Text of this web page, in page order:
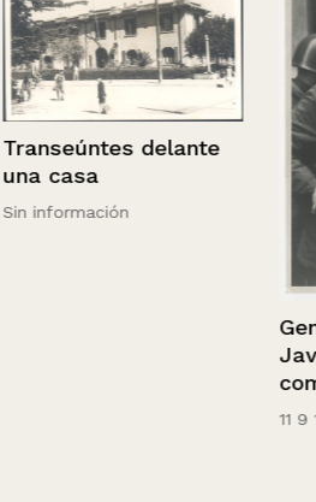
Transeúntes delante
una casa
Sin información
11 9